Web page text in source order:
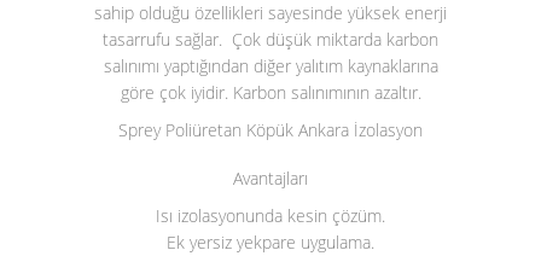
sahip olduğu özellikleri sayesinde yüksek enerji
tasarrufu sağlar. Çok düşük miktarda karbon
salınımı yaptığından diğer yalıtım kaynaklarına
göre çok iyidir. Karbon salınımının azaltır.
Sprey Poliüretan Köpük Ankara İzolasyon
Avantajları
Isı izolasyonunda kesin çözüm.
Ek yersiz yekpare uygulama.